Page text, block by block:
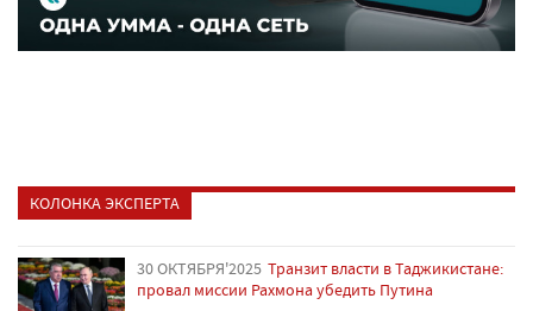
КОЛОНКА ЭКСПЕРТА
30 ОКТЯБРЯ'2025 Транзит власти в Таджикистане:
провал миссии Рахмона убедить Путина